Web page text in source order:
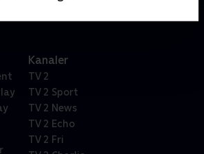
Kanaler
TV 2
TV 2 Sport
TV 2 News
TV 2 Echo
TV 2 Fri